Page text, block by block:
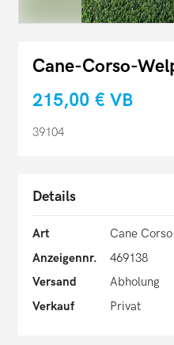
Cane-Corso-
215,00 € VB
39104
Details
Art
Cane Corso
Anzeigennr.
469138
Versand
Abholung
Verkauf
Privat